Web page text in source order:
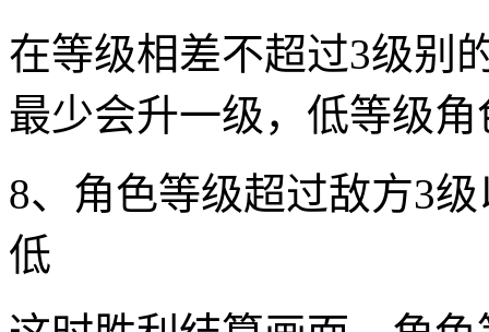
在等级相差不超过3级别
最少会升一级，低等级
8、角色等级超过敌方3
低